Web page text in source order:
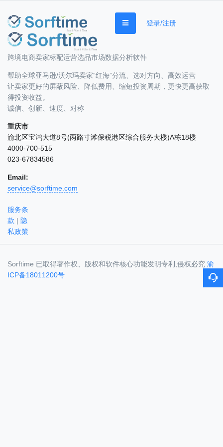
登录/注册
跨境电商卖家标配运营选品市场数据分析软件
帮助全球亚马逊/沃尔玛卖家“红海”分流、选对方向、高效运营
让卖家更好的屏蔽风险、降低费用、缩短投资周期，更快更高获取
得投资收益。
诚信、创新、速度、对称
重庆市
渝北区宝鸿大道8号(两路寸滩保税港区综合服务大楼)A栋18楼
4000-700-515
023-67834586
Email:
service@sorftime.com
服务条
款 | 隐
私政策
Sorftime 已取得著作权、版权和软件核心功能发明专利,侵权必究 渝
ICP备18011200号